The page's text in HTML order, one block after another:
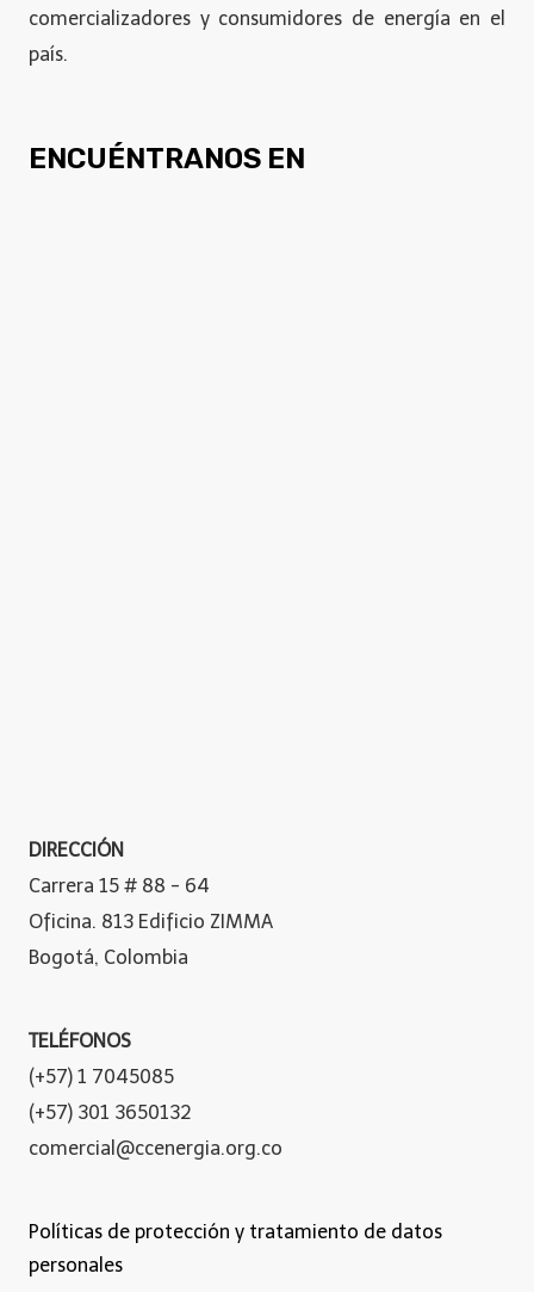
comercializadores y consumidores de energía en el
país.
ENCUÉNTRANOS EN
DIRECCIÓN
Carrera 15 # 88 - 64
Oficina. 813 Edificio ZIMMA
Bogotá, Colombia
TELÉFONOS
(+57) 1 7045085
(+57) 301 3650132
comercial@ccenergia.org.co
Políticas de protección y tratamiento de datos
personales